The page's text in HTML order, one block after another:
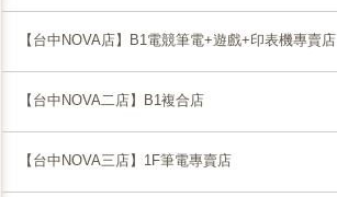
【台中NOVA店】B1電競筆電+遊戲+印表機專賣店
【台中NOVA二店】B1複合店
【台中NOVA三店】1F筆電專賣店